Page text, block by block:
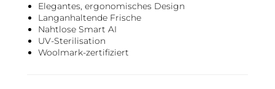
Elegantes, ergonomisches Design
Langanhaltende Frische
Nahtlose Smart AI
UV-Sterilisation
Woolmark-zertifiziert